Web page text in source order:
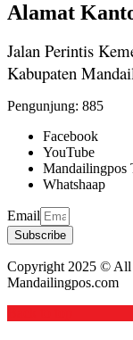
Alamat
Jalan Perintis
Kabupaten
Pengunjung: 885
Facebook
YouTube
Mandailingpos
Whatshaap
Email
Subscribe
Copyright 2025 © All
Mandailingpos.com